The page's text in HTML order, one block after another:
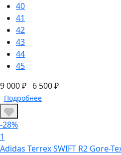
40
41
42
43
44
45
9 000 ₽ 6 500 ₽
Подробнее
-28%
1
Adidas Terrex SWIFT R2 Gore-